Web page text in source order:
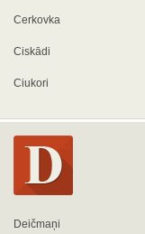
Cerkovka
Ciskādi
Ciukori
Deičmaņi